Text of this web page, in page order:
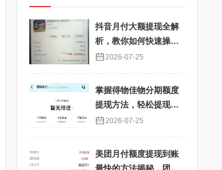
抖音月付大额提现全解
析，教你如何快速操
作！2026-07-25
掌握得物佳物分期额度
提现方法，轻松提现秒
到不再难
2026-07-25
美团月付额度提现到账